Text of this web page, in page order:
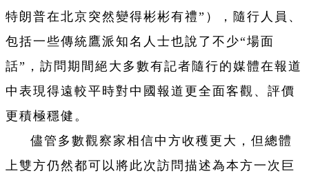
特朗普在北京突然變得彬彬有禮”），隨行人員、
包括一些傳統鷹派知名人士也說了不少“場面
話”，訪問期間絕大多數有記者隨行的媒體在報道
中表現得遠較平時對中國報道更全面客觀、評價
更積極穩健。
儘管多數觀察家相信中方收穫更大，但總體
上雙方仍然都可以將此次訪問描述為本方一次巨